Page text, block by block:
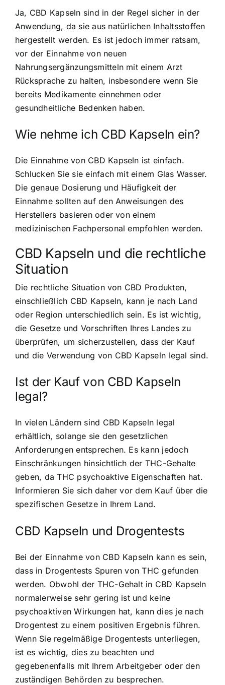
Ja, CBD Kapseln sind in der Regel sicher in der
Anwendung, da sie aus natürlichen Inhaltsstoffen
hergestellt werden. Es ist jedoch immer ratsam,
vor der Einnahme von neuen
Nahrungsergänzungsmitteln mit einem Arzt
Rücksprache zu halten, insbesondere wenn Sie
bereits Medikamente einnehmen oder
gesundheitliche Bedenken haben.
Wie nehme ich CBD Kapseln ein?
Die Einnahme von CBD Kapseln ist einfach.
Schlucken Sie sie einfach mit einem Glas Wasser.
Die genaue Dosierung und Häufigkeit der
Einnahme sollten auf den Anweisungen des
Herstellers basieren oder von einem
medizinischen Fachpersonal empfohlen werden.
CBD Kapseln und die rechtliche
Situation
Die rechtliche Situation von CBD Produkten,
einschließlich CBD Kapseln, kann je nach Land
oder Region unterschiedlich sein. Es ist wichtig,
die Gesetze und Vorschriften Ihres Landes zu
überprüfen, um sicherzustellen, dass der Kauf
und die Verwendung von CBD Kapseln legal sind.
Ist der Kauf von CBD Kapseln
legal?
In vielen Ländern sind CBD Kapseln legal
erhältlich, solange sie den gesetzlichen
Anforderungen entsprechen. Es kann jedoch
Einschränkungen hinsichtlich der THC-Gehalte
geben, da THC psychoaktive Eigenschaften hat.
Informieren Sie sich daher vor dem Kauf über die
spezifischen Gesetze in Ihrem Land.
CBD Kapseln und Drogentests
Bei der Einnahme von CBD Kapseln kann es sein,
dass in Drogentests Spuren von THC gefunden
werden. Obwohl der THC-Gehalt in CBD Kapseln
normalerweise sehr gering ist und keine
psychoaktiven Wirkungen hat, kann dies je nach
Drogentest zu einem positiven Ergebnis führen.
Wenn Sie regelmäßige Drogentests unterliegen,
ist es wichtig, dies zu beachten und
gegebenenfalls mit Ihrem Arbeitgeber oder den
zuständigen Behörden zu besprechen.